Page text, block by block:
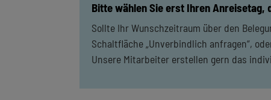
Bitte wählen Sie erst Ihren Anreisetag,
Sollte Ihr Wunschzeitraum über den
Schaltfläche „Unverbindlich anfragen“,
Unsere Mitarbeiter erstellen gern das